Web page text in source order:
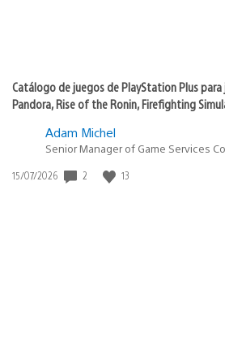
Catálogo de juegos de PlayStation Plus
Pandora, Rise of the Ronin, Firefighting
Adam Michel
Senior Manager of Game Services
Fecha
15/07/2026 2 13